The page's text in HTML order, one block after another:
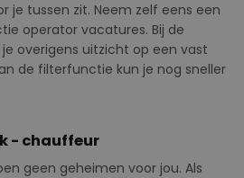
je tussen zit. Neem zelf eens een
operator vacatures. Bij de
overigens uitzicht op een vast
de filterfunctie kun je nog sneller
- chauffeur
geen geheimen voor jou. Als